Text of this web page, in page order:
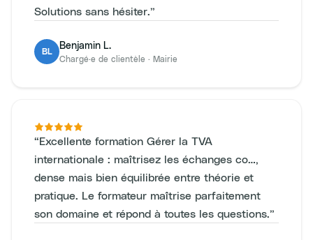
Solutions sans hésiter.”
BL
Benjamin L.
Chargé·e de clientèle · Mairie
“Excellente formation Gérer la TVA
internationale : maîtrisez les échanges co…,
dense mais bien équilibrée entre théorie et
pratique. Le formateur maîtrise parfaitement
son domaine et répond à toutes les questions.”